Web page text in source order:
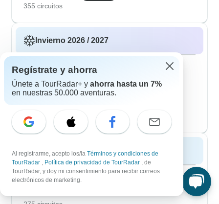
355 circuitos
Invierno 2026 / 2027
347 circuitos
Enero 2027
286 circuitos
282 circuitos
Primavera 2027
Marzo 2027
popular
283 circuitos
Regístrate y ahorra
Únete a TourRadar+ y ahorra hasta un 7%
en nuestras 50.000 aventuras.
Al registrarme, acepto los/la Términos y condiciones de
TourRadar , Política de privacidad de TourRadar , de
TourRadar, y doy mi consentimiento para recibir correos
electrónicos de marketing.